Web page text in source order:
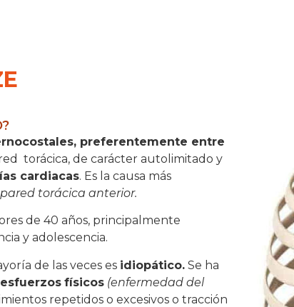
preferentemente entre
torácica, de carácter autolimitado y
cardiacas. Es la causa más
torácica anterior.
de 40 años, principalmente
y adolescencia.
de las veces es idiopático. Se ha
físicos (enfermedad del
repetidos o excesivos o tracción